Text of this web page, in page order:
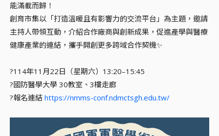
能滿載而歸！
創育市集以「打造溫暖且有影響力的交流平台」為主題，邀請
主持人帶領互動，介紹合作廠商與創新成果，促進產學與醫療
健康產業的連結，攜手開創更多跨域合作契機✨
?114年11月22日（星期六）13:20–15:45
?國防醫學大學 30教室、3樓走廊
?報名連結 https://nmms-conf.ndmctsgh.edu.tw/